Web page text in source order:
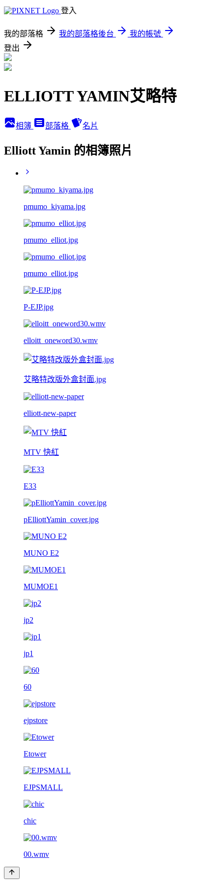
登入
我的部落格 我的部落格後台
我的帳號
登出
ELLIOTT YAMIN艾略特
相簿 部落格 名片
Elliott Yamin 的相簿照片
pmumo_kiyama.jpg
pmumo_elliot.jpg
pmumo_elliot.jpg
P-EJP.jpg
elloitt_oneword30.wmv
艾略特改版外盒封面.jpg
elliott-new-paper
MTV 快紅
E33
pElliottYamin_cover.jpg
MUNO E2
MUMOE1
jp2
jp1
60
ejpstore
Etower
EJPSMALL
chic
00.wmv